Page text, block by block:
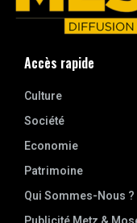
Accès rapide
Culture
Société
Economie
Patrimoine
Qui Sommes-Nous ?